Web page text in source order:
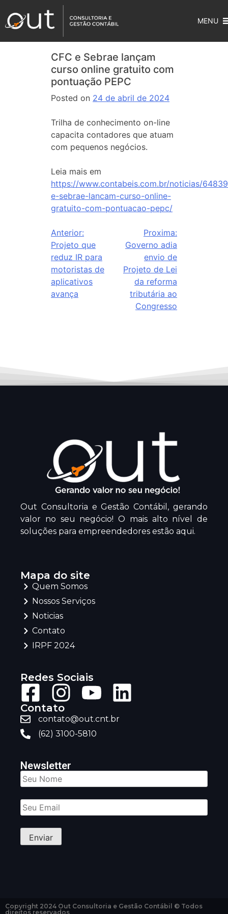
MENU
CFC e Sebrae lançam
curso online gratuito com
pontuação PEPC
Posted on 24 de abril de 2024
Trilha de conhecimento on-line
capacita contadores que atuam
com pequenos negócios.
Leia mais em
https://www.contabeis.com.br/noticias/
e-sebrae-lancam-curso-online-
gratuito-com-pontuacao-pepc/
Anterior:
Projeto que
reduz IR para
motoristas de
aplicativos
avança
Proxima:
Governo adia
envio de
Projeto de Lei
da reforma
tributária ao
Congresso
Out Consultoria e Gestão Contábil, gerando
valor no seu negócio! O mais alto nível de
soluções para empreendedores estão aqui.
Mapa do site
Quem Somos
Nossos Serviços
Noticias
Contato
IRPF 2024
Redes Sociais
Contato
contato@out.cnt.br
(62) 3100-5810
Newsletter
Copyright 2024 Out Consultoria e Gestão Contábil © Todos
direitos reservados